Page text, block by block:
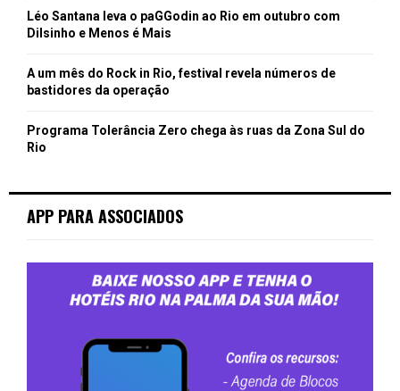
Léo Santana leva o paGGodin ao Rio em outubro com
Dilsinho e Menos é Mais
A um mês do Rock in Rio, festival revela números de
bastidores da operação
Programa Tolerância Zero chega às ruas da Zona Sul do
Rio
APP PARA ASSOCIADOS